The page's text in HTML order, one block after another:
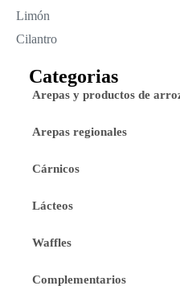
Limón
Cilantro
Categorias
Arepas y productos de
Arepas regionales
Cárnicos
Lácteos
Waffles
Complementarios